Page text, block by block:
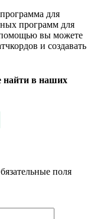
для
программ для
помощью вы можете
и создавать
найти в наших
поля